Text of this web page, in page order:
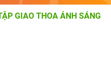
GIAO THOA ÁNH SÁNG